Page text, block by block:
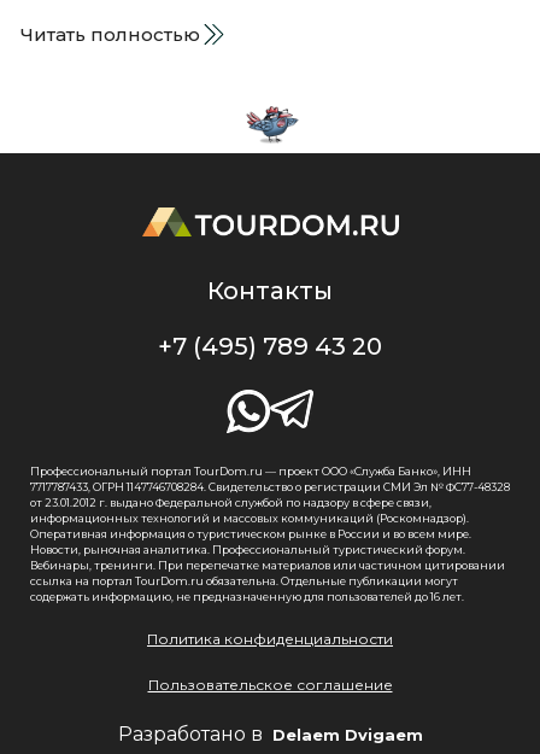
Читать полностью
Контакты
+7 (495) 789 43 20
Профессиональный портал TourDom.ru — проект ООО «Служба Банко», ИНН
7717787433, ОГРН 1147746708284. Свидетельство о регистрации СМИ Эл № ФС77-48328
от 23.01.2012 г. выдано Федеральной службой по надзору в сфере связи,
информационных технологий и массовых коммуникаций (Роскомнадзор).
Оперативная информация о туристическом рынке в России и во всем мире.
Новости, рыночная аналитика. Профессиональный туристический форум.
Вебинары, тренинги. При перепечатке материалов или частичном цитировании
ссылка на портал TourDom.ru обязательна. Отдельные публикации могут
содержать информацию, не предназначенную для пользователей до 16 лет.
Политика конфиденциальности
Пользовательское соглашение
Разработано в Delaem Dvigaem